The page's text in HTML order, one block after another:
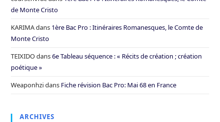
de Monte Cristo
KARIMAdans 1ère Bac Pro : Itinéraires Romanesques, le Comte de
Monte Cristo
TEIXIDOdans6e Tableau séquence : « Récits de création ; création
poétique »
Weaponhzidans Fiche révision Bac Pro: Mai 68 en France
ARCHIVES